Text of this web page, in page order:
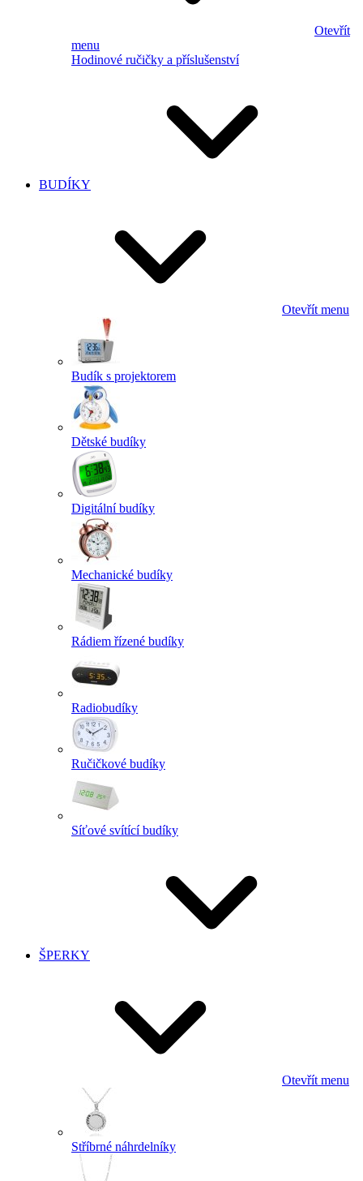
Otevřít
menu
Hodinové ručičky a příslušenství
BUDÍKY
Otevřít menu
Budík s projektorem
Dětské budíky
Digitální budíky
Mechanické budíky
Rádiem řízené budíky
Radiobudíky
Ručičkové budíky
Síťové svítící budíky
ŠPERKY
Otevřít menu
Stříbrné náhrdelníky